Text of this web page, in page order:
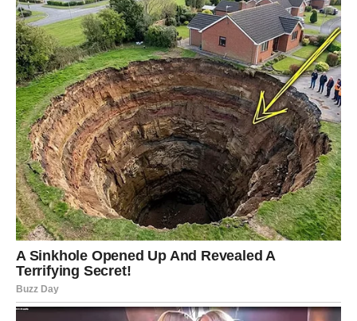
VODOLIJA
Nova ideja donosi novu šansu
Vodolije će biti inspirisane da pokrenu nešto važno.
Jedan razgovor mogao bi otvoriti zanimljive mogućnosti.
Poruka zvijezda
Vjerujte svojoj intuiciji.
RIBE